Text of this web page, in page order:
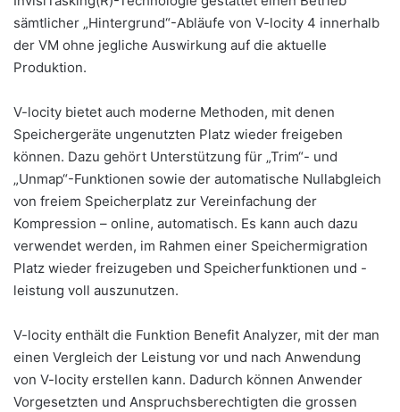
sämtlicher „Hintergrund“-Abläufe von V-locity 4 innerhalb
der VM ohne jegliche Auswirkung auf die aktuelle
Produktion.
V-locity bietet auch moderne Methoden, mit denen
Speichergeräte ungenutzten Platz wieder freigeben
können. Dazu gehört Unterstützung für „Trim“- und
„Unmap“-Funktionen sowie der automatische Nullabgleich
von freiem Speicherplatz zur Vereinfachung der
Kompression – online, automatisch. Es kann auch dazu
verwendet werden, im Rahmen einer Speichermigration
Platz wieder freizugeben und Speicherfunktionen und -
leistung voll auszunutzen.
V-locity enthält die Funktion Benefit Analyzer, mit der man
einen Vergleich der Leistung vor und nach Anwendung
von V-locity erstellen kann. Dadurch können Anwender
Vorgesetzten und Anspruchsberechtigten die grossen